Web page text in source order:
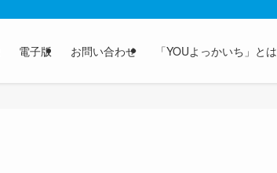
電子版 お問い合わせ 「YOUよっかいち」とは